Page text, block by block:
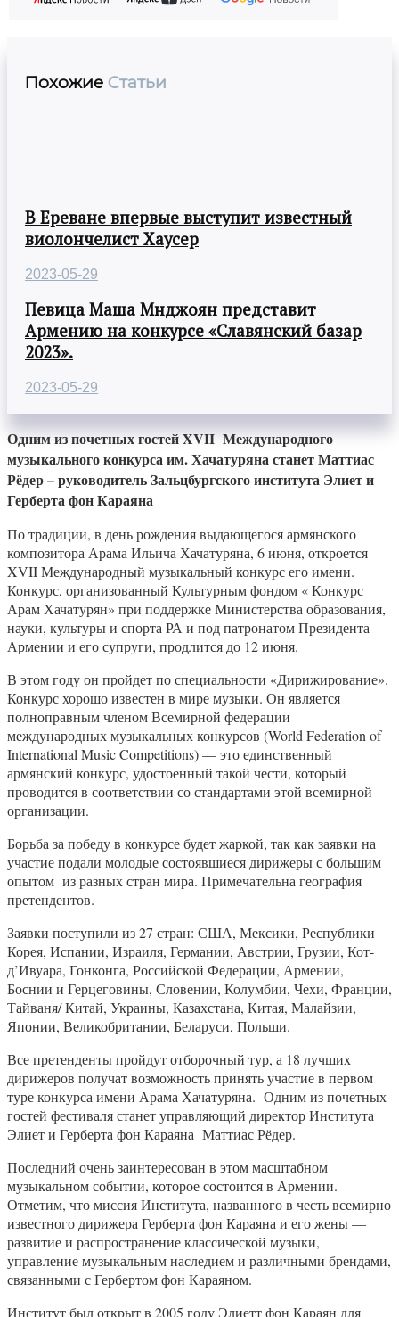
Похожие Статьи
В Ереване впервые выступит известный
виолончелист Хаусер
2023-05-29
Певица Маша Мнджоян представит
Армению на конкурсе «Славянский базар
2023».
2023-05-29
Одним из почетных гостей XVII Международного
музыкального конкурса им. Хачатуряна станет Маттиас
Рёдер – руководитель Зальцбургского института Элиет и
Герберта фон Караяна
По традиции, в день рождения выдающегося армянского
композитора Арама Ильича Хачатуряна, 6 июня, откроется
XVII Международный музыкальный конкурс его имени.
Конкурс, организованный Культурным фондом « Конкурс
Арам Хачатурян» при поддержке Министерства образования,
науки, культуры и спорта РА и под патронатом Президента
Армении и его супруги, продлится до 12 июня.
В этом году он пройдет по специальности «Дирижирование».
Конкурс хорошо известен в мире музыки. Он является
полноправным членом Всемирной федерации
международных музыкальных конкурсов (World Federation of
International Music Competitions) — это единственный
армянский конкурс, удостоенный такой чести, который
проводится в соответствии со стандартами этой всемирной
организации.
Борьба за победу в конкурсе будет жаркой, так как заявки на
участие подали молодые состоявшиеся дирижеры с большим
опытом из разных стран мира. Примечательна география
претендентов.
Заявки поступили из 27 стран: США, Мексики, Республики
Корея, Испании, Израиля, Германии, Австрии, Грузии, Кот-
д’Ивуара, Гонконга, Российской Федерации, Армении,
Боснии и Герцеговины, Словении, Колумбии, Чехи, Франции,
Тайваня/ Китай, Украины, Казахстана, Китая, Малайзии,
Японии, Великобритании, Беларуси, Польши.
Все претенденты пройдут отборочный тур, а 18 лучших
дирижеров получат возможность принять участие в первом
туре конкурса имени Арама Хачатуряна. Одним из почетных
гостей фестиваля станет управляющий директор Института
Элиет и Герберта фон Караяна Маттиас Рёдер.
Последний очень заинтересован в этом масштабном
музыкальном событии, которое состоится в Армении.
Отметим, что миссия Института, названного в честь всемирно
известного дирижера Герберта фон Караяна и его жены —
развитие и распространение классической музыки,
управление музыкальным наследием и различными брендами,
связанными с Гербертом фон Караяном.
Институт был открыт в 2005 году Элиетт фон Караян для